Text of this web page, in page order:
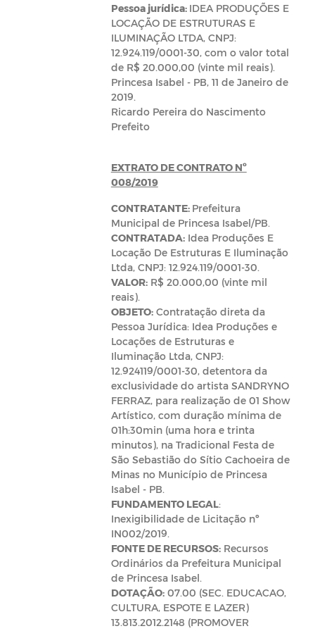
Pessoa jurídica: IDEA PRODUÇÕES E
LOCAÇÃO DE ESTRUTURAS E
ILUMINAÇÃO LTDA, CNPJ:
12.924.119/0001-30, com o valor total
de R$ 20.000,00 (vinte mil reais).
Princesa Isabel - PB, 11 de Janeiro de
2019.
Ricardo Pereira do Nascimento
Prefeito
EXTRATO DE CONTRATO Nº
008/2019
CONTRATANTE: Prefeitura
Municipal de Princesa Isabel/PB.
CONTRATADA:Idea Produções E
Locação De Estruturas E Iluminação
Ltda, CNPJ: 12.924.119/0001-30.
VALOR:R$ 20.000,00 (vinte mil
reais).
OBJETO:Contratação direta da
Pessoa Jurídica: Idea Produções e
Locações de Estruturas e
Iluminação Ltda, CNPJ:
12.924119/0001-30, detentora da
exclusividade do artista SANDRYNO
FERRAZ, para realização de 01 Show
Artístico, com duração mínima de
01h:30min (uma hora e trinta
minutos), na Tradicional Festa de
São Sebastião do Sítio Cachoeira de
Minas no Município de Princesa
Isabel - PB.
FUNDAMENTO LEGAL:
Inexigibilidade de Licitação nº
IN002/2019.
FONTE DE RECURSOS:Recursos
Ordinários da Prefeitura Municipal
de Princesa Isabel.
DOTAÇÃO:07.00 (SEC. EDUCACAO,
CULTURA, ESPOTE E LAZER)
13.813.2012.2148 (PROMOVER